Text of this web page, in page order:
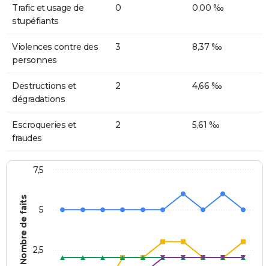
Trafic et usage de
stupéfiants
0 0,00 ‰
Violences contre des
personnes
3 8,37 ‰
Destructions et
dégradations
2 4,66 ‰
Escroqueries et
fraudes
2 5,61 ‰
Nombre de faits 2,5
5
7,5